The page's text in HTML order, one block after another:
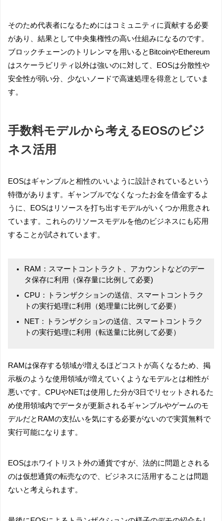
そのため代表者になるためにはコミュニティに貢献する必要
があり、結果として中央集権性の高い仕組みになるのです。
ブロックチェーンのトリレンマを用いるとBitcoinやEthereum
はスケーラビリティ以外は強いのに対して、EOSは分散性や
安全性が弱い分、少ないノードで高速処理を得意としていま
す。
手数料モデルから考えるEOSのビジ
ネス活用
EOSはギャンブルと相性のいいように設計されているという
特徴があります。ギャンブルでなくなったお金を借金するよ
うに、EOSはリソースを打ち出すモデルがいくつか用意され
ています。これらのリソースモデルを他のビジネスにも応用
することが試されています。
RAM：スマートコントラクト、アカウントなどのデー
タ保存に利用（保存量に比例して必要)
CPU：トランザクションの送信、スマートコントラク
トの実行処理に利用（処理量に比例して必要）
NET：トランザクションの送信、スマートコントラク
トの実行処理に利用（転送量に比例して必要）
RAMは保存する領域が増えるほどコストが高くなるため、掲
示板のような使用領域が増えていくようなモデルとは相性が
悪いです。CPUやNETは使用した分が3日でリセットされるた
め使用領域内でデータが更新されるギャンブルやゲームのモ
デルだとRAMの支払いを気にする必要がないので実質無料で
実行可能になります。
EOSはホワイトリスト外の通貨ですが、法的に問題とされる
のは仮想通貨の転売なので、ビジネスに活用することは問題
ないと考えられます。